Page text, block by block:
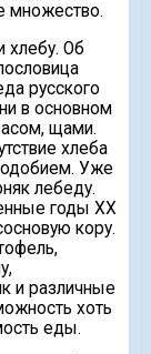
множество.
хлебу. Об
русского
в основном
щами.
хлеба
Уже
лебеду.
годы XX
кору.
и различные
хоть
еды.